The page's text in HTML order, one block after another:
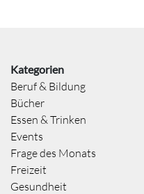
Kategorien
Beruf & Bildung
Bücher
Essen & Trinken
Events
Frage des Monats
Freizeit
Gesundheit